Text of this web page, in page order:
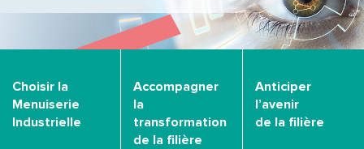
Choisir la
Menuiserie
Industrielle
Accompagner
la
transformation
de la filière
Anticiper
l’avenir
de la filière